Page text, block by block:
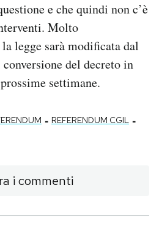
e che quindi non c’è
Molto
legge sarà modificata dal
del decreto in
settimane.
- REFERENDUM CGIL -
i commenti